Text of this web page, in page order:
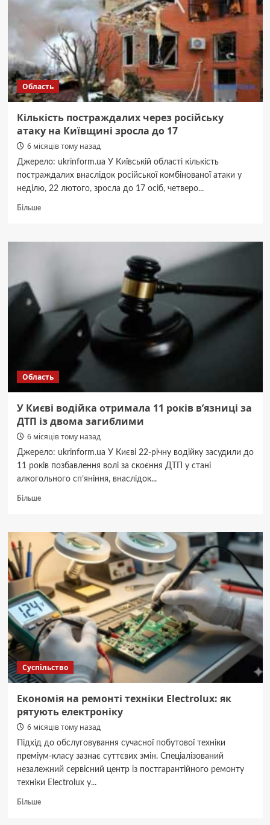
контейнеры
давно
перестали
быть
просто
тарой
Область
Кількість постраждалих через російську
атаку на Київщині зросла до 17
6 місяців тому назад
Джерело: ukrinform.ua У Київській області кількість
постраждалих внаслідок російської комбінованої атаки у
неділю, 22 лютого, зросла до 17 осіб, четверо...
БільшеДокладніше
постраждалих
зросла
Область
У Києві водійка отримала 11 років в’язниці за
ДТП із двома загиблими
6 місяців тому назад
Джерело: ukrinform.ua У Києві 22-річну водійку засудили до
11 років позбавлення волі за скоєння ДТП у стані
алкогольного сп’яніння, внаслідок...
БільшеДокладніше
Києві
водійка
отримала
11
в’язниці
за
ДТП
із
двома
загиблими
Суспільство
Економія на ремонті техніки Electrolux: як
рятують електроніку
6 місяців тому назад
Підхід до обслуговування сучасної побутової техніки
преміум-класу зазнає суттєвих змін. Спеціалізований
незалежний сервісний центр із постгарантійного ремонту
техніки Electrolux у...
БільшеДокладніше